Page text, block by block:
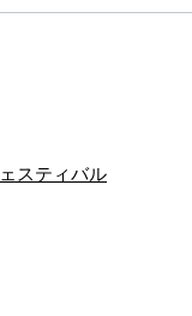
スティバル